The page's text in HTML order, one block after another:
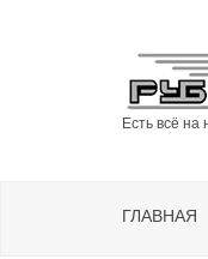
Есть всё на
ГЛАВНАЯ